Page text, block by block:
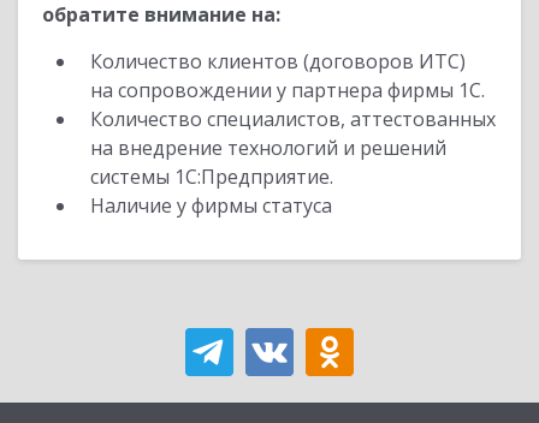
обратите внимание на:
Количество клиентов (договоров ИТС)
на сопровождении у партнера фирмы 1С.
Количество специалистов, аттестованных
на внедрение технологий и решений
системы 1С:Предприятие.
Наличие у фирмы статуса